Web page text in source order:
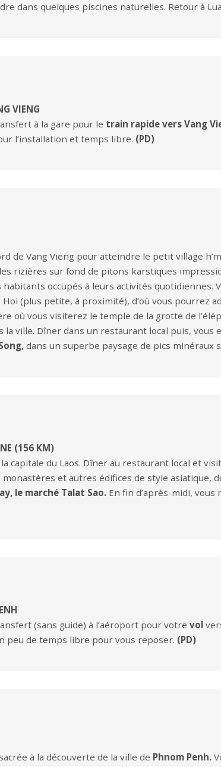
dans quelques piscines naturelles. Retour à
VIENG
à la gare pour le train rapide vers Vang
l’installation et temps libre. (PD)
de Vang Vieng pour atteindre le petit village
rizières sur fond de pitons karstiques
occupés à leurs activités
(plus petite, à proximité), d’où vous pourrez
où vous visiterez le temple de la grotte de
ville. Dîner dans un restaurant local puis,
dans un superbe paysage de pics minéraux
(156 KM)
capitale du Laos. Dîner au restaurant local et
monastères et autres édifices de style asiatique,
le marché Talat Sao. En fin d’après-midi,
(sans guide) à l’aéroport pour votre vol
peu de temps libre pour vous reposer. (PD)
à la découverte de la ville de Phnom Penh.